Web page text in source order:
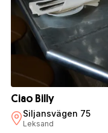
Ciao Billy
Siljansvägen 75
Leksand